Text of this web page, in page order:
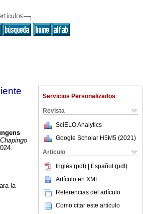
Servicios Personalizados
Revista
SciELO Analytics
Google Scholar H5M5 (2021 )
Articulo
Inglés (pdf) | Español (pdf)
Artículo en XML
Referencias del artículo
Como citar este artículo
la